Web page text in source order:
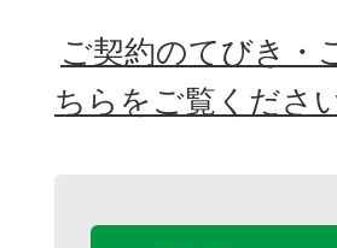
ご契約のてびき・
ちらをご覧ください